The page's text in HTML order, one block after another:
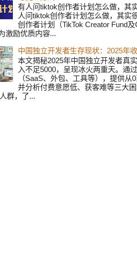
有人问tiktok创作者计划怎么做，其
人问tiktok创作者计划怎么做，其实
创作者计划（TikTok Creator Fund
激励优质内容...
中国独立开发者生存现状：2025年
本文揭秘2025年中国独立开发者真
入不足5000，呈现冰火两重天。通
（SaaS、外包、工具等），提供
并分析付费意愿低、获客难等三大
群，了...